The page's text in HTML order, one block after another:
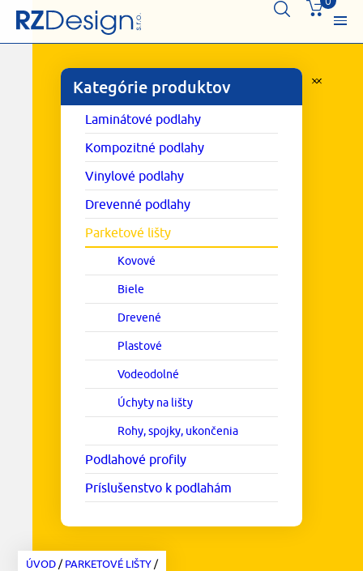
Kategórie produktov
Laminátové podlahy
Kompozitné podlahy
Vinylové podlahy
Drevenné podlahy
Parketové lišty
Kovové
Biele
Drevené
Plastové
Vodeodolné
Úchyty na lišty
Rohy, spojky, ukončenia
Podlahové profily
Príslušenstvo k podlahám
ÚVOD/PARKETOVÉ LIŠTY/